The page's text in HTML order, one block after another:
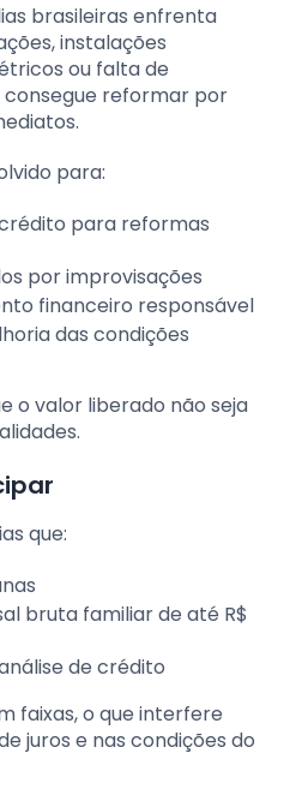
brasileiras enfrenta
instalações
ou falta de
consegue reformar por
para:
para reformas
por improvisações
financeiro responsável
das condições
o valor liberado não seja
que:
bruta familiar de até R$
de crédito
faixas, o que interfere
juros e nas condições do